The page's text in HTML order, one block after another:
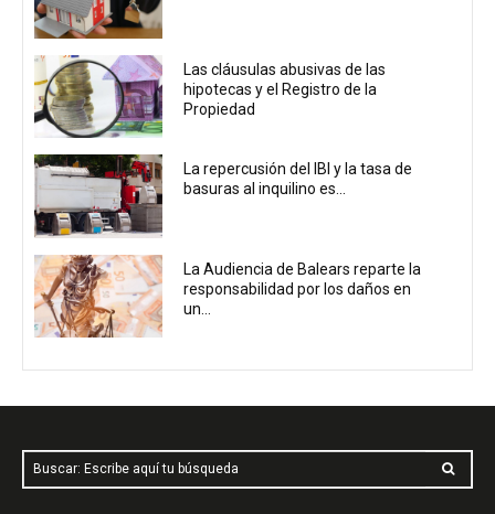
Las cláusulas abusivas de las
hipotecas y el Registro de la
Propiedad
La repercusión del IBI y la tasa de
basuras al inquilino es...
La Audiencia de Balears reparte la
responsabilidad por los daños en
un...
Buscar: Escribe aquí tu búsqueda